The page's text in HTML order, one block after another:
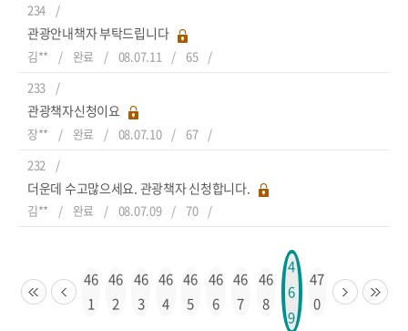
234
관광안내책자 부탁드립니다
김** 완료 08.07.11
65
233
관광책자신청이요
장** 완료 08.07.10
67
232
더운데 수고많으세요. 관광책자 신청합니다.
김** 완료 08.07.09 70
46
1
46
2
46
3
46
4
46
5
46
6
46
7
46
8
4
6
9
47
0